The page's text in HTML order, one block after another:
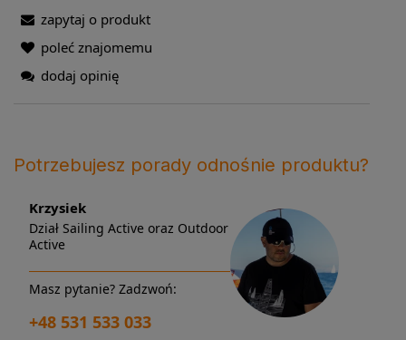
zapytaj o produkt
poleć znajomemu
dodaj opinię
Potrzebujesz porady odnośnie produktu?
Krzysiek
Dział Sailing Active oraz Outdoor
Active
Masz pytanie? Zadzwoń:
+48 531 533 033